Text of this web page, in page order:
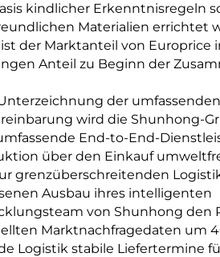
kindlicher Erkenntnisregeln
Materialien errichtet
der Marktanteil von Europrice
Anteil zu Beginn der
der
wird die Shunhong-
End-to-End-
über den Einkauf
grenzüberschreitenden
Ausbau ihres intelligenten
von Shunhong den
Marktnachfragedaten um
Logistik stabile Liefertermine